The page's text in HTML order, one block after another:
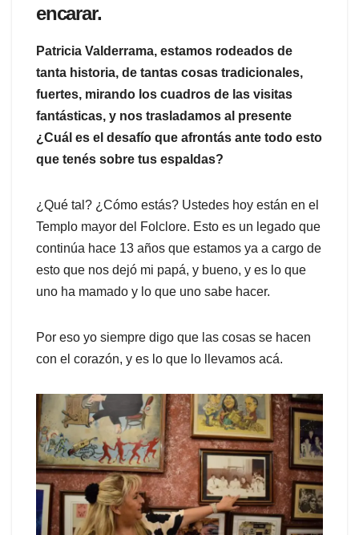
encarar.
Patricia Valderrama, estamos rodeados de
tanta historia, de tantas cosas tradicionales,
fuertes, mirando los cuadros de las visitas
fantásticas, y nos trasladamos al presente
¿Cuál es el desafío que afrontás ante todo esto
que tenés sobre tus espaldas?
¿Qué tal? ¿Cómo estás? Ustedes hoy están en el
Templo mayor del Folclore. Esto es un legado que
continúa hace 13 años que estamos ya a cargo de
esto que nos dejó mi papá, y bueno, y es lo que
uno ha mamado y lo que uno sabe hacer.
Por eso yo siempre digo que las cosas se hacen
con el corazón, y es lo que lo llevamos acá.